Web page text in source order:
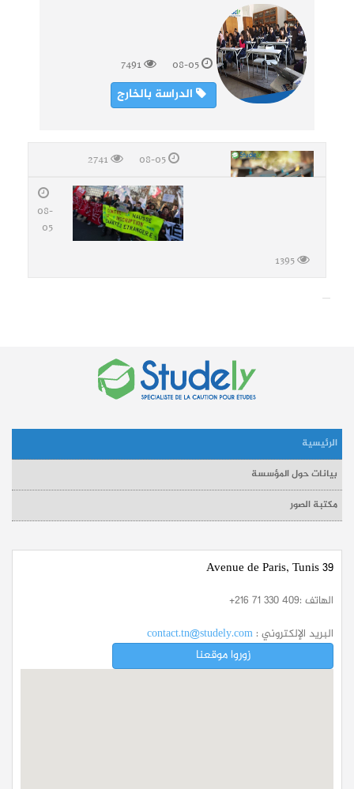
08-05
7491
الدراسة بالخارج
08-
05
الرئيسية
بيانات حول المؤسسة
مكتبة الصور
39 Avenue de Paris, Tunis
الهاتف :+216 71 330 409
البريد الإلكتروني : contact.tn@studely.com
زوروا موقعنا